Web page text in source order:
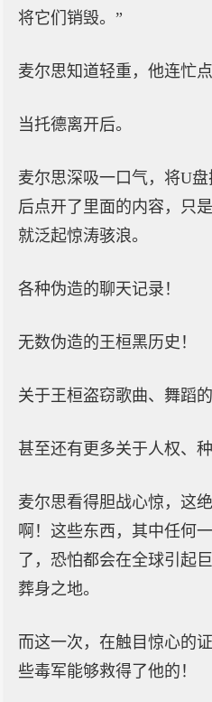
将它们销毁。”
麦尔思知道轻重，他连忙
当托德离开后。
麦尔思深吸一口气，将U
后点开了里面的内容，只
就泛起惊涛骇浪。
各种伪造的聊天记录！
无数伪造的王桓黑历史！
关于王桓盗窃歌曲、舞蹈的
甚至还有更多关于人权、
麦尔思看得胆战心惊，这
啊！这些东西，其中任何
了，恐怕都会在全球引起
葬身之地。
而这一次，在触目惊心的
些毒军能够救得了他的！